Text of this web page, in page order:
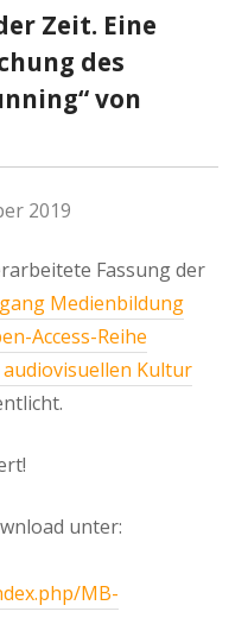
Zeit. Eine
des
von
2019
Fassung der
Medienbildung
Access-Reihe
Kultur
unter:
MB-